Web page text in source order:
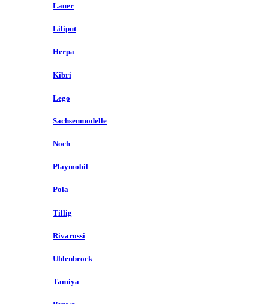
Lauer
Liliput
Herpa
Kibri
Lego
Sachsenmodelle
Noch
Playmobil
Pola
Tillig
Rivarossi
Uhlenbrock
Tamiya